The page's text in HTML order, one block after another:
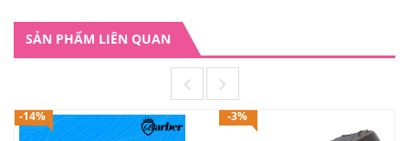
SẢN PHẨM LIÊN QUAN
-14% -3%